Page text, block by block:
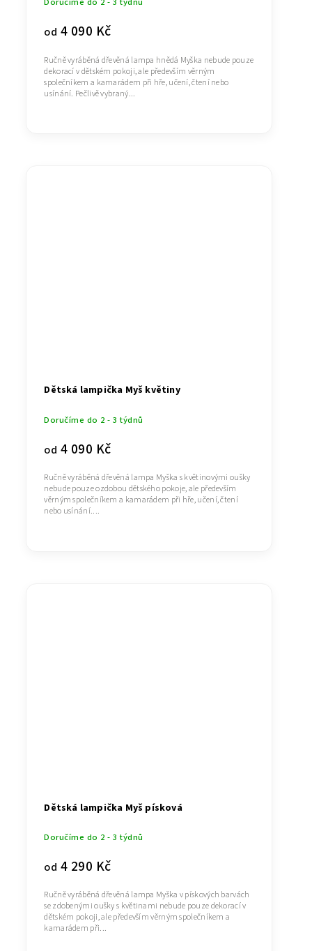
od 4 090 Kč
Ručně vyráběná dřevěná lampa hnědá Myška nebude pouze
dekorací v dětském pokoji, ale především věrným
společníkem a kamarádem při hře, učení, čtení nebo
usínání. Pečlivě vybraný...
Dětská lampička Myš květiny
Doručíme do 2 - 3 týdnů
od 4 090 Kč
Ručně vyráběná dřevěná lampa Myška s květinovými oušky
nebude pouze ozdobou dětského pokoje, ale především
věrným společníkem a kamarádem při hře, učení, čtení
nebo usínání....
Dětská lampička Myš písková
Doručíme do 2 - 3 týdnů
od 4 290 Kč
Ručně vyráběná dřevěná lampa Myška v pískových barvách
se zdobenými oušky s květinami nebude pouze dekorací v
dětském pokoji, ale především věrným společníkem a
kamarádem při...